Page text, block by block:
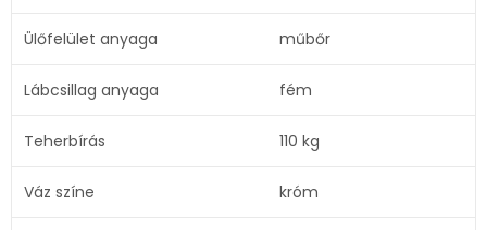
Ülőfelület anyaga műbőr
Lábcsillag anyaga fém
Teherbírás 110 kg
Váz színe króm